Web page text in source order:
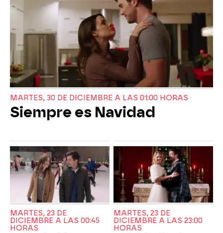
MARTES, 30 DE DICIEMBRE A LAS 01:00 HORAS
Siempre es Navidad
MARTES, 23 DE
DICIEMBRE A LAS 00:45
HORAS
MARTES, 23 DE
DICIEMBRE A LAS 23:00
HORAS